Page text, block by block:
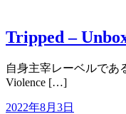
Tripped –
自身主宰レーベルであ
Violence […]
2022年8月3日